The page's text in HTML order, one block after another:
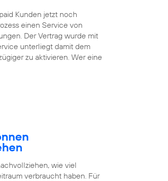
Kunden jetzt noch
einen Service von
Der Vertrag wurde mit
unterliegt damit dem
zu aktivieren. Wer eine
wie viel
verbraucht haben. Für